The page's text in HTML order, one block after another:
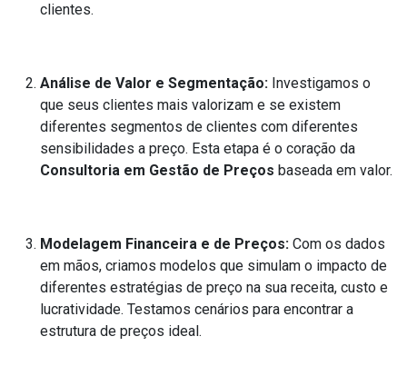
clientes.
Análise de Valor e Segmentação: Investigamos o
que seus clientes mais valorizam e se existem
diferentes segmentos de clientes com diferentes
sensibilidades a preço. Esta etapa é o coração da
Consultoria em Gestão de Preços baseada em valor.
Modelagem Financeira e de Preços: Com os dados
em mãos, criamos modelos que simulam o impacto de
diferentes estratégias de preço na sua receita, custo e
lucratividade. Testamos cenários para encontrar a
estrutura de preços ideal.